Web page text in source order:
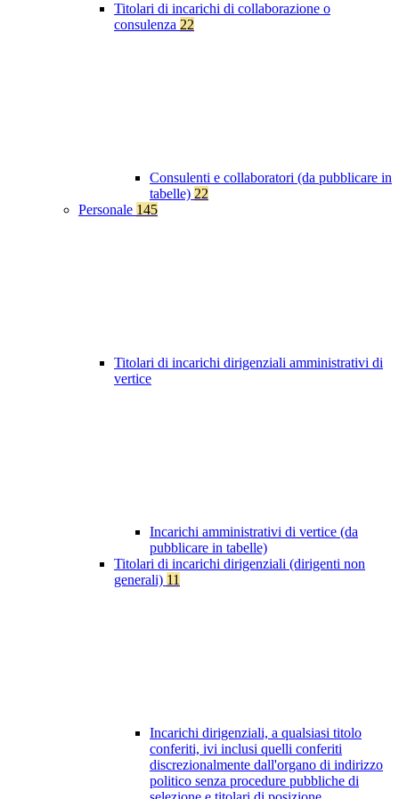
Titolari di incarichi di collaborazione o
consulenza 22
Consulenti e collaboratori (da pubblicare in
tabelle) 22
Personale 145
Titolari di incarichi dirigenziali amministrativi di
vertice
Incarichi amministrativi di vertice (da
pubblicare in tabelle)
Titolari di incarichi dirigenziali (dirigenti non
generali) 11
Incarichi dirigenziali, a qualsiasi titolo
conferiti, ivi inclusi quelli conferiti
discrezionalmente dall'organo di indirizzo
politico senza procedure pubbliche di